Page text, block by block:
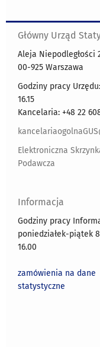
Główny Urząd
Aleja Niepodległości
00-925 Warszawa
Godziny pracy
16.15
Kancelaria: +48 22
Elektroniczna
Podawcza
Informacja
Godziny pracy
poniedziałek-piątek
16.00
zamówienia na dane
statystyczne